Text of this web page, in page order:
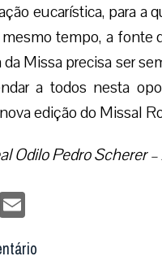
eucarística, para a
mesmo tempo, a fonte
da Missa precisa ser
a todos nesta
edição do Missal
Odilo Pedro Scherer
WhatsApp